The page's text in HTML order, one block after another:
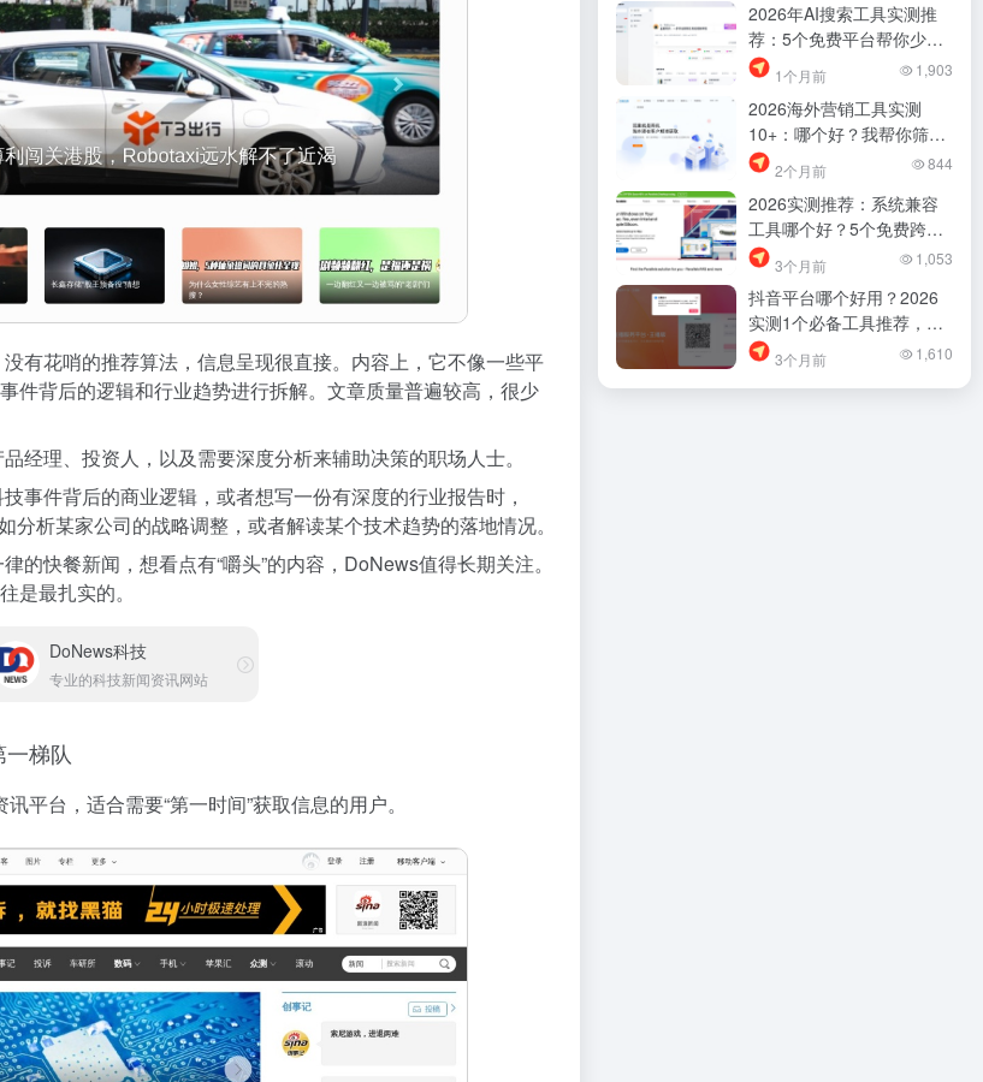
有花哨的推荐算法，信息呈现很直接。内容上，它不像一些平
件背后的逻辑和行业趋势进行拆解。文章质量普遍较高，很少
经理、投资人，以及需要深度分析来辅助决策的职场人士。
事件背后的商业逻辑，或者想写一份有深度的行业报告时，
分析某家公司的战略调整，或者解读某个技术趋势的落地情况。
的快餐新闻，想看点有“嚼头”的内容，DoNews值得长期关注。
是最扎实的。
DoNews科技
专业的科技新闻资讯网站
梯队
平台，适合需要“第一时间”获取信息的用户。
2026年AI搜索工具实测推
荐：5个免费平台帮你少踩
坑，找资料效率差距明显
1个月前 1,903
2026海外营销工具实测
10+：哪个好？我帮你筛过
了，少踩坑！
2个月前 844
2026实测推荐：系统兼容
工具哪个好？5个免费跨平
台方案帮你少踩坑
3个月前 1,053
抖音平台哪个好用？2026
实测1个必备工具推荐，别
再乱找了
3个月前 1,610